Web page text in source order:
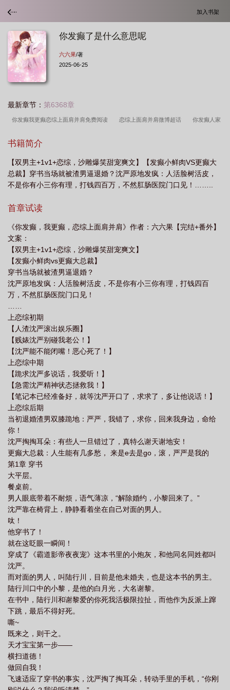
加入书架
你发癫了是什么意思呢
六六果/著
2025-06-25
最新章节： 第6368章
你发癫我更癫恋综上面肩并肩免费阅读 恋综上面肩并肩微博超话 你发癫人家
狂 恋综上面肩并肩免费
呢 恋综上面肩并肩291 恋综上面肩并肩免费阅读无弹窗 恋综上面肩并肩主
角 你发癫人家问地你答天图片 恋综上面肩并肩 讲什么 你发癫是什么意
并肩 江束结局
吗 表情包你发癫 恋综上面肩并肩无广告 你发癫情侣头像 恋综上面肩并
肩旧版
果 你发癫我更癫恋综上面肩并肩无广告 恋综上面肩并肩作者六六果
无广告 你发癫人家问地你答天gif
啊 恋综上面肩并肩+番外 你发癫啊 恋综上面肩并肩 你发癫我更癫恋综
上面肩并肩免费未删减 恋综上面肩并肩TXT
癫我更癫恋综上面肩并肩TXT
受 恋综上面肩并肩名字
3Q 你发癫我更癫恋综上面肩并肩全文多少字数
书籍简介
【双男主+1v1+恋综，沙雕爆笑甜宠爽文】【发癫小鲜肉VS更癫大
总裁】穿书当场就被渣男逼退婚？沈严原地发疯：人活脸树活皮，
不是你有小三你有理，打钱四百万，不然肛肠医院门口见！……..
首章试读
《你发癫，我更癫，恋综上面肩并肩》作者：六六果【完结+番外】
文案：
【双男主+1v1+恋综，沙雕爆笑甜宠爽文】
【发癫小鲜肉vs更癫大总裁】
穿书当场就被渣男逼退婚？
沈严原地发疯：人活脸树活皮，不是你有小三你有理，打钱四百
万，不然肛肠医院门口见！
上恋综初期
【人渣沈严滚出娱乐圈】
【贱婊沈严别碰我老公！】
【沈严能不能闭嘴！恶心死了！】
上恋综中期
【跪求沈严多说话，我爱听！】
【急需沈严精神状态拯救我！】
【笔记本已经准备好，就等沈严开口了，求求了，多让他说话！】
上恋综后期
当初退婚渣男双膝跪地：严严，我错了，求你，回来我身边，命给
你！
沈严掏掏耳朵：有些人一旦错过了，真特么谢天谢地安！
更癫大总裁：人生能有几多愁， 来是e去是go，滚，严严是我的
第1章 穿书
大平层。
餐桌前。
男人眼底带着不耐烦，语气薄凉，“解除婚约，小黎回来了。”
沈严靠在椅背上，静静看着坐在自己对面的男人。
呔！
他穿书了！
就在这眨眼一瞬间！
穿成了《霸道影帝夜夜宠》这本书里的小炮灰，和他同名同姓都叫
沈严。
而对面的男人，叫陆行川，目前是他未婚夫，也是这本书的男主。
陆行川口中的小黎，是他的白月光，大名谢黎。
在书中，陆行川和谢黎爱的你死我活极限拉扯，而他作为反派上蹿
下跳，最后不得好死。
嘶~
既来之，则干之。
天才宝宝第一步——
横扫道德！
做回自我！
飞速适应了穿书的事实，沈严掏了掏耳朵，转动手里的手机，“你刚